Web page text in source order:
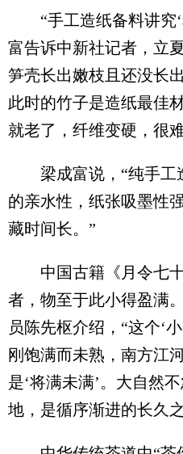
“手工造纸备料讲究‘
富告诉中新社记者，立
笋壳长出嫩枝且还没长
此时的竹子是造纸最佳
就老了，纤维变硬，很
梁成富说，“纯手工
的亲水性，纸张吸墨性
藏时间长。”
中国古籍《月令七十
者，物至于此小得盈满
员陈先枢介绍，“这个‘
刚饱满而未熟，南方江
是‘将满未满’。大自然
地，是循序渐进的长久